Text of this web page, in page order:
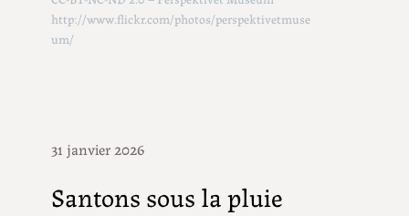
http://www.flickr.com/photos/perspektivetmuse
um/
31 janvier 2026
Santons sous la pluie